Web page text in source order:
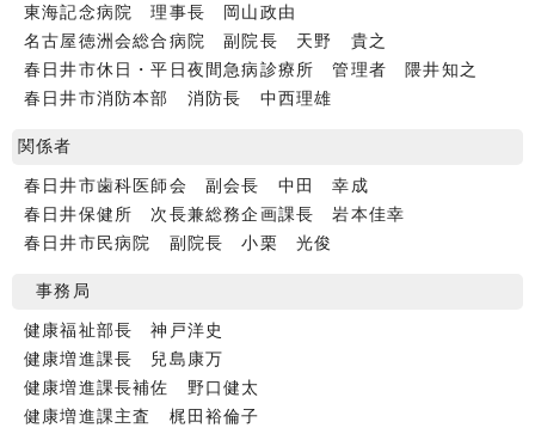
東海記念病院 理事長 岡山政由
名古屋徳洲会総合病院 副院長 天野 貴之
春日井市休日・平日夜間急病診療所 管理者 隈井知之
春日井市消防本部 消防長 中西理雄
関係者
春日井市歯科医師会 副会長 中田 幸成
春日井保健所 次長兼総務企画課長 岩本佳幸
春日井市民病院 副院長 小栗 光俊
事務局
健康福祉部長 神戸洋史
健康増進課長 兒島康万
健康増進課長補佐 野口健太
健康増進課主査 梶田裕倫子